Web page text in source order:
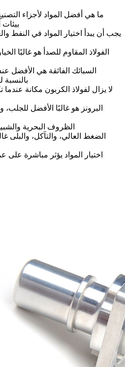
ما هي أفضل المواد لأجزاء
بالنسبة
6. الظروف البحرية